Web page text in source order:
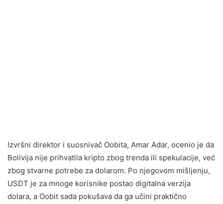
Izvršni direktor i suosnivač Oobita, Amar Adar, ocenio je da
Bolivija nije prihvatila kripto zbog trenda ili spekulacije, već
zbog stvarne potrebe za dolarom. Po njegovom mišljenju,
USDT je za mnoge korisnike postao digitalna verzija
dolara, a Oobit sada pokušava da ga učini praktično